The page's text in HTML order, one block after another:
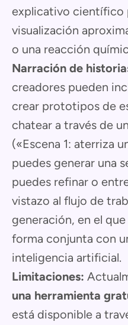
explicativo científico
visualización
o una reacción
Narración de
creadores pueden
crear prototipos de
chatear a través de
(«Escena 1: aterriza
puedes generar una
puedes refinar o
vistazo al flujo de
generación, en el
forma conjunta con
inteligencia artificial.
Limitaciones:
una herramienta
está disponible a